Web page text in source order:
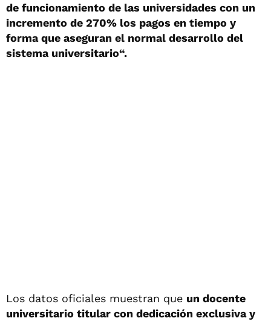
de funcionamiento de las universidades con un
incremento de 270% los pagos en tiempo y
forma que aseguran el normal desarrollo del
sistema universitario“.
Los datos oficiales muestran que un docente
universitario titular con dedicación exclusiva y